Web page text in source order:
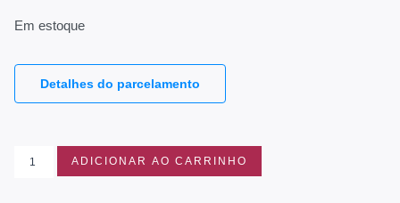
Em estoque
Detalhes do parcelamento
ADICIONAR AO CARRINHO